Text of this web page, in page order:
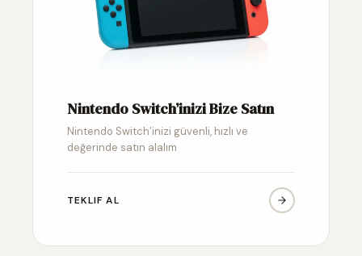
Nintendo Switch’inizi Bize Satın
Nintendo Switch’inizi güvenli, hızlı ve
değerinde satın alalım
TEKLIF AL